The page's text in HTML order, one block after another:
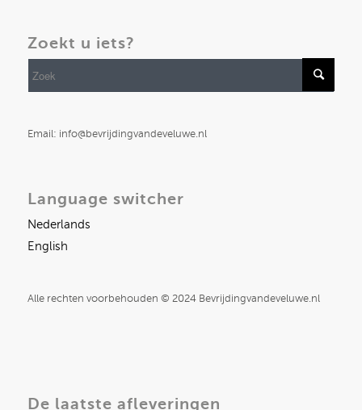
Zoekt u iets?
Email: info@bevrijdingvandeveluwe.nl
Language switcher
Nederlands
English
Alle rechten voorbehouden © 2024 Bevrijdingvandeveluwe.nl
De laatste afleveringen